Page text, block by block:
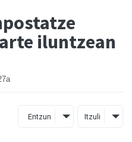
iluntzean
Entzun Itzuli